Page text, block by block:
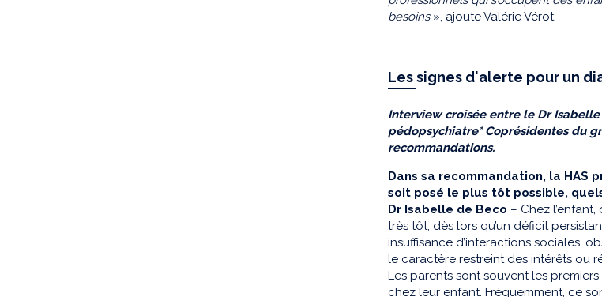
besoins», ajoute Valérie Vérot.
Les signes d'alerte pour un
Interview croisée entre le Dr
pédopsychiatre* Coprésidentes du
recommandations.
Dans sa recommandation, la HAS
soit posé le plus tôt possible,
Dr Isabelle de Beco – Chez
très tôt, dès lors qu’un déficit
insuffisance d’interactions sociales,
le caractère restreint des intérêts ou
Les parents sont souvent les
chez leur enfant. Fréquemment, ce